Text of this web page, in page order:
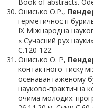
Онисько О.Р.,
герметичності
ІХ Міжнародна
« Сучасний рух
С.120-122.
Онисько О. Р,
контактного тиску
осенавантаженому
науково-практична
очима молодих: